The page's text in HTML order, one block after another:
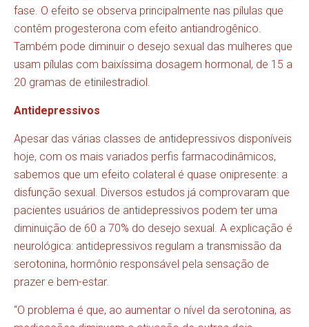
fase. O efeito se observa principalmente nas pílulas que
contêm progesterona com efeito antiandrogênico.
Também pode diminuir o desejo sexual das mulheres que
usam pílulas com baixíssima dosagem hormonal, de 15 a
20 gramas de etinilestradiol.
Antidepressivos
Apesar das várias classes de antidepressivos disponíveis
hoje, com os mais variados perfis farmacodinâmicos,
sabemos que um efeito colateral é quase onipresente: a
disfunção sexual. Diversos estudos já comprovaram que
pacientes usuários de antidepressivos podem ter uma
diminuição de 60 a 70% do desejo sexual. A explicação é
neurológica: antidepressivos regulam a transmissão da
serotonina, hormônio responsável pela sensação de
prazer e bem-estar.
“O problema é que, ao aumentar o nível da serotonina, as